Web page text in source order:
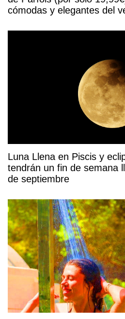
cómodas y elegantes del
Luna Llena en Piscis y
tendrán un fin de semana
de septiembre